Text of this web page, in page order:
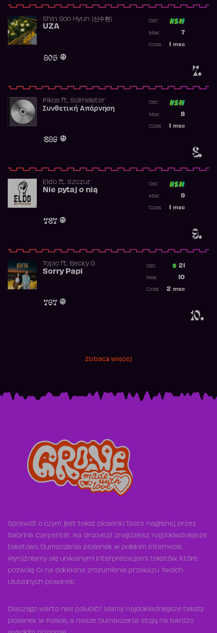
7.
Shin Soo Hyun (신수현)
UZA
905
Ost:
7
Max:
msc
Czas:
8.
Pikosft. Solmeister
Συνθετική Απάρνηση
896
Ost:
8
Max:
msc
Czas:
9.
Eldoft. Szczur
Nie pytaj o nią
787
Ost:
9
Max:
msc
Czas:
10.
Topicft. Becky G
Sorry Papi
767
Ost.: 21
10
Max:
2 msc
Czas:
Zobacz więcej
Sprawdź o czym jest tekst piosenki Taste nagranej przez
Sabrina Carpenter. Na Groove.pl znajdziesz najdokładniejsze
tekstowo tłumaczenia piosenek w polskim Internecie.
Wyróżniamy się unikalnymi interpretacjami tekstów, które
pozwolą Ci na dokładne zrozumienie przekazu Twoich
ulubionych piosenek.
Dlaczego warto nas polubić? Mamy najdokładniejsze teksty
piosenek w Polsce, a nasze tłumaczenia stoją na bardzo